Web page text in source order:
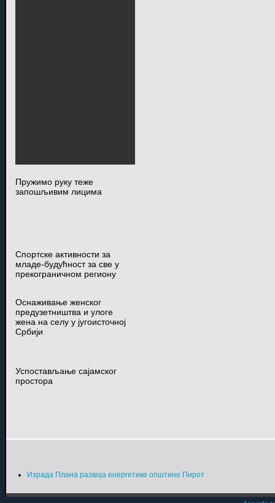
Пружимо руку теже
запошљивим лицима
Спортске активности за
младе-будућност за све у
прекограничном региону
Оснаживање женског
предузетништва и улоге
жена на селу у југоисточној
Србији
Успостављање сајамског
простора
Израда Плана развоја енергетике општине Пирот